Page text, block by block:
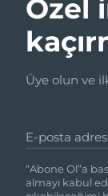
Özel
Üye olun ve
E-posta
“Abone Ol”a
almayı kabul